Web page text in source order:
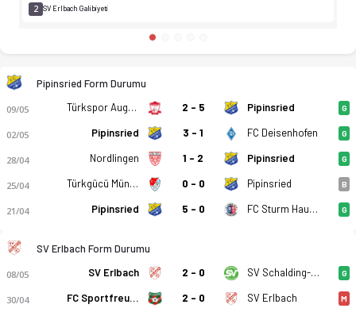
2 SV Erlbach Galibiyeti
Pipinsried Form Durumu
09/05 Türkspor Augsburg 2 - 5 Pipinsried G
02/05 Pipinsried 3 - 1 FC Deisenhofen G
28/04 Nordlingen 1 - 2 Pipinsried G
25/04 Türkgücü München 0 - 0 Pipinsried B
21/04 Pipinsried 5 - 0 FC Sturm Hauzenberg G
SV Erlbach Form Durumu
08/05 SV Erlbach 2 - 0 SV Schalding-Heining G
30/04 FC Sportfreunde Schwaig 1913 2 - 0 SV Erlbach M